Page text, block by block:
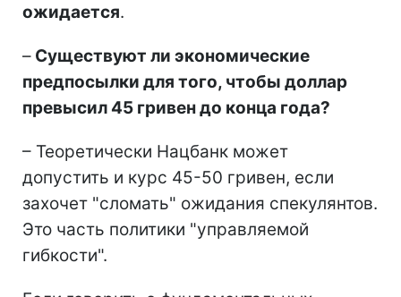
ожидается.
– Существуют ли экономические
предпосылки для того, чтобы доллар
превысил 45 гривен до конца года?
– Теоретически Нацбанк может
допустить и курс 45-50 гривен, если
захочет "сломать" ожидания спекулянтов.
Это часть политики "управляемой
гибкости".